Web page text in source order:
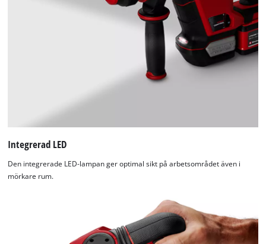
Integrerad LED
Den integrerade LED-lampan ger optimal sikt på arbetsområdet även i
mörkare rum.